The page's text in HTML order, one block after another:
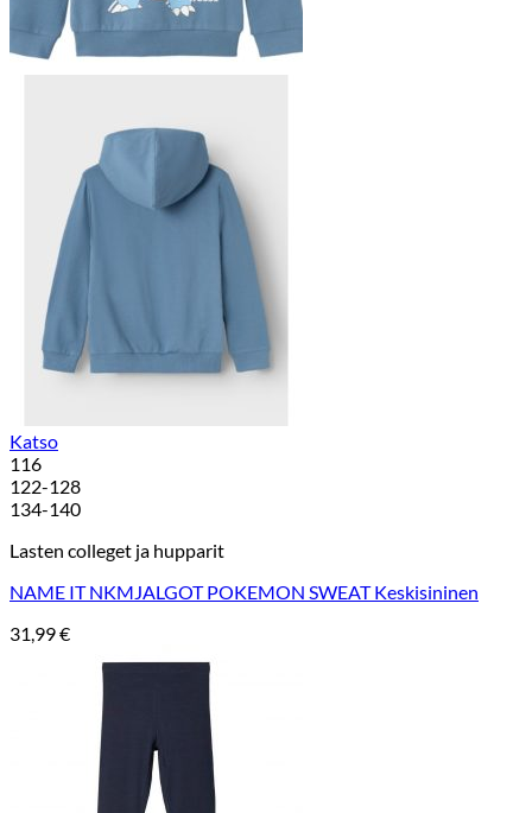
Katso
116
122-128
134-140
Lasten colleget ja hupparit
NAME IT NKMJALGOT POKEMON SWEAT Keskisininen
31,99€